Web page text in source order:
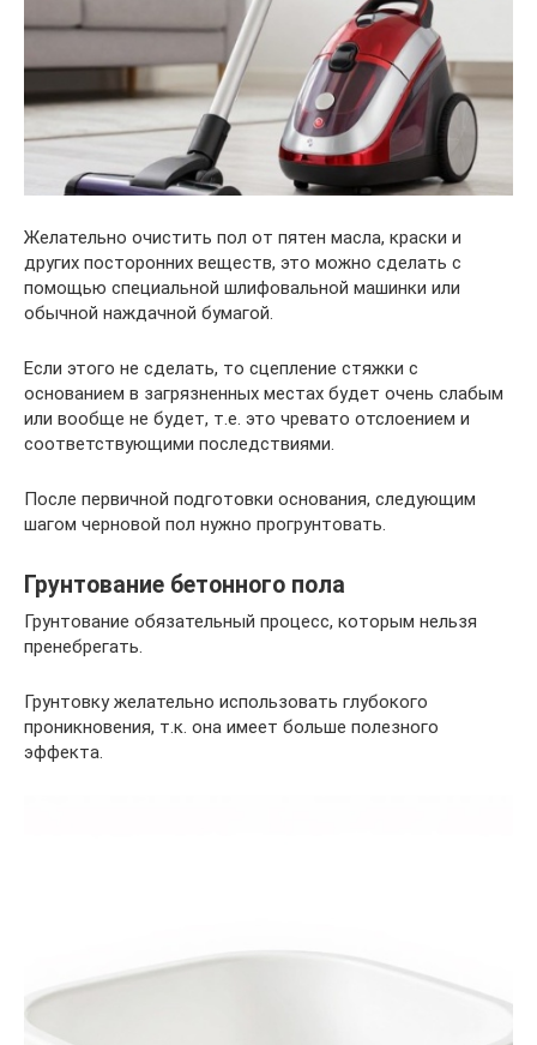
Желательно очистить пол от пятен масла, краски и
других посторонних веществ, это можно сделать с
помощью специальной шлифовальной машинки или
обычной наждачной бумагой.
Если этого не сделать, то сцепление стяжки с
основанием в загрязненных местах будет очень слабым
или вообще не будет, т.е. это чревато отслоением и
соответствующими последствиями.
После первичной подготовки основания, следующим
шагом черновой пол нужно прогрунтовать.
Грунтование бетонного пола
Грунтование обязательный процесс, которым нельзя
пренебрегать.
Грунтовку желательно использовать глубокого
проникновения, т.к. она имеет больше полезного
эффекта.